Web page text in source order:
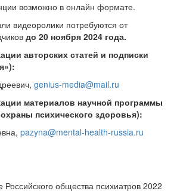
возможно в онлайн формате.
видеоролики потребуются от
до 20 ноября 2024 года.
авторских статей и подписки
genius-media@mail.ru
материалов научной программы
психического здоровья):
pazyna@mental-health-russia.ru
Российского общества психиатров 2022